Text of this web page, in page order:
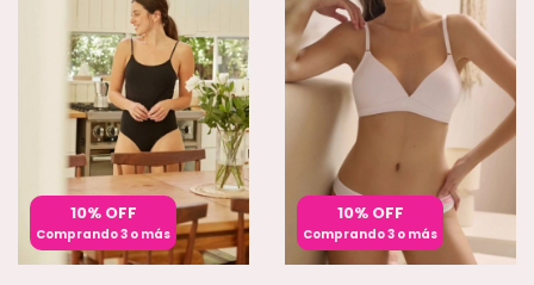
10% OFF
Comprando 3 o más
10% OFF
Comprando 3 o más